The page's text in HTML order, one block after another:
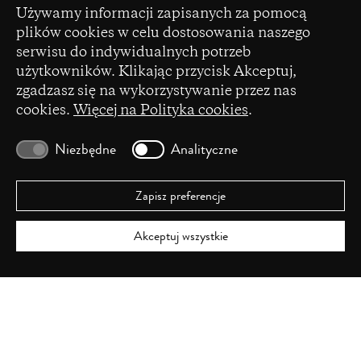
Ustawienia plików cookie
Używamy informacji zapisanych za pomocą
plików cookies w celu dostosowania naszego
serwisu do indywidualnych potrzeb
użytkowników. Klikając przycisk Akceptuj,
zgadzasz się na wykorzystywanie przez nas
cookies. Więcej na Polityka cookies.
Niezbędne Analityczne
Zapisz preferencje
Akceptuj wszystkie
a
new
window)
Dziedzictwa Narodowego pochodzących z Funduszu
Promocji Kultury – państwowego funduszu celowego
(opens
a
Ministerstwa Nauki i Szkolnictwa Wyższego na
podstawie umowy Nr 86/WCN/2019/1 z dnia 19
lipca 2019 r. z pomocy przyznanej w ramach
programu „Wsparcie dla czasopism naukowych”.